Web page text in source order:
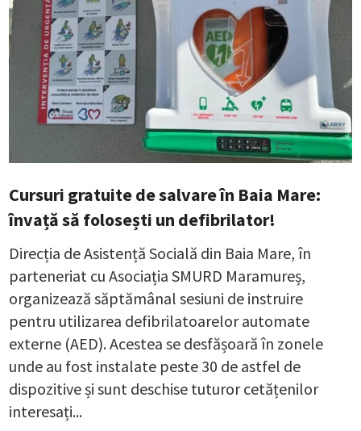
Cursuri gratuite de salvare în Baia Mare:
învață să folosești un defibrilator!
Direcția de Asistență Socială din Baia Mare, în
parteneriat cu Asociația SMURD Maramureș,
organizează săptămânal sesiuni de instruire
pentru utilizarea defibrilatoarelor automate
externe (AED). Acestea se desfășoară în zonele
unde au fost instalate peste 30 de astfel de
dispozitive și sunt deschise tuturor cetățenilor
interesați